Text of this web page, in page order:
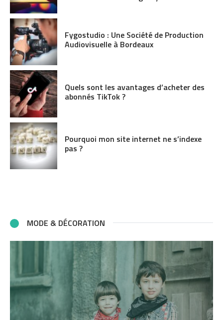
Fygostudio : Une Société de Production
Audiovisuelle à Bordeaux
Quels sont les avantages d’acheter des
abonnés TikTok ?
Pourquoi mon site internet ne s’indexe
pas ?
MODE & DÉCORATION